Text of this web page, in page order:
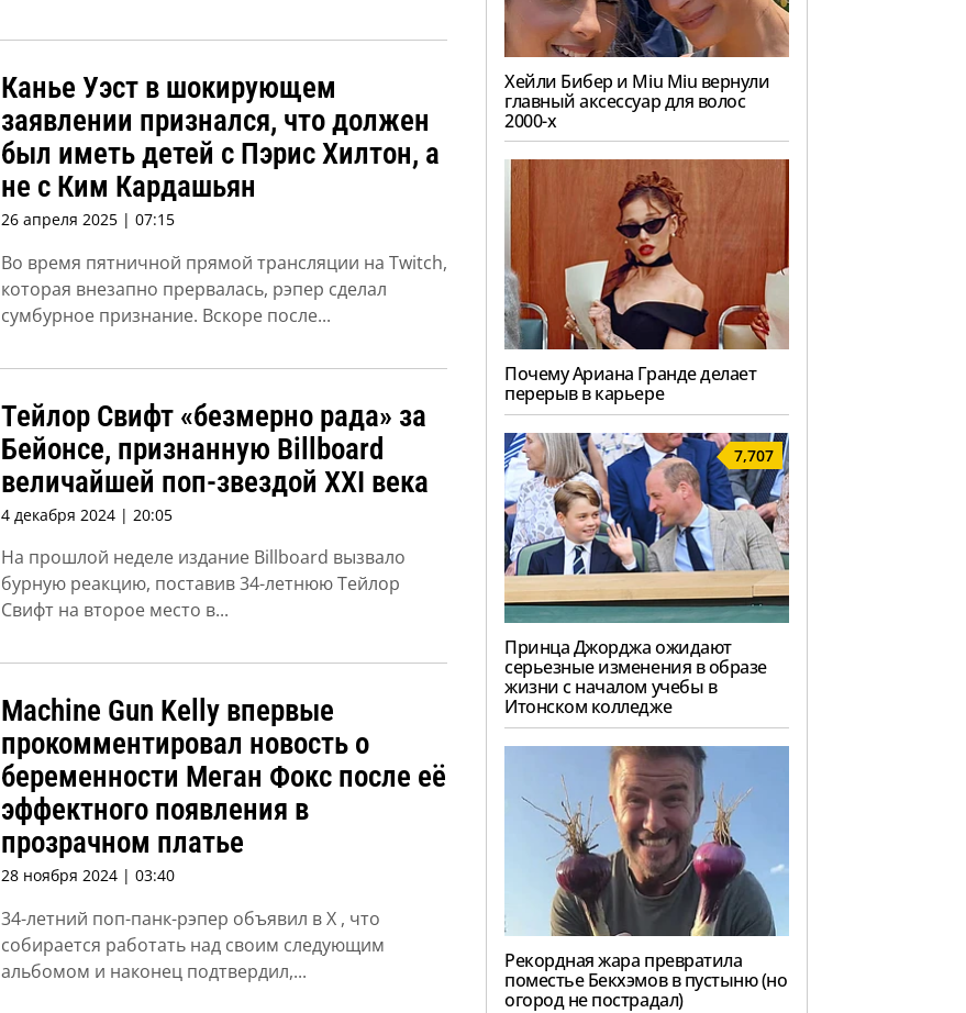
Канье Уэст в шокирующем
заявлении признался, что должен
был иметь детей с Пэрис Хилтон, а
не с Ким Кардашьян
26 апреля 2025 | 07:15
Во время пятничной прямой трансляции на Twitch,
которая внезапно прервалась, рэпер сделал
сумбурное признание. Вскоре после...
Тейлор Свифт «безмерно рада» за
Бейонсе, признанную Billboard
величайшей поп-звездой XXI века
4 декабря 2024 | 20:05
На прошлой неделе издание Billboard вызвало
бурную реакцию, поставив 34-летнюю Тейлор
Свифт на второе место в...
Machine Gun Kelly впервые
прокомментировал новость о
беременности Меган Фокс после её
эффектного появления в
прозрачном платье
28 ноября 2024 | 03:40
34-летний поп-панк-рэпер объявил в X , что
собирается работать над своим следующим
альбомом и наконец подтвердил,...
Хейли Бибер и Miu Miu вернули
главный аксессуар для волос
2000-х
Почему Ариана Гранде делает
перерыв в карьере
7,707
Принца Джорджа ожидают
серьезные изменения в образе
жизни с началом учебы в
Итонском колледже
Рекордная жара превратила
поместье Бекхэмов в пустыню (но
огород не пострадал)